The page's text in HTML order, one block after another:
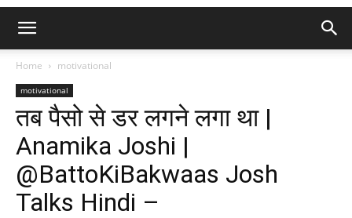
Home motivational
motivational
तब पैसो से डर लगने लगा था |
Anamika Joshi |
‪@BattoKiBakwaas‬ Josh
Talks Hindi –